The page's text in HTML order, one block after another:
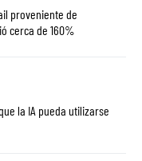
proveniente de
cerca de 160%
la IA pueda utilizarse